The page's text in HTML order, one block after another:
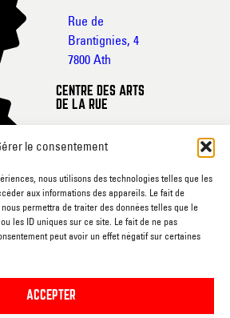
le consentement
nous utilisons des technologies telles que les
aux informations des appareils. Le fait de
permettra de traiter des données telles que le
les ID uniques sur ce site. Le fait de ne pas
peut avoir un effet négatif sur certaines
ACCEPTER
Rue de
Brantignies, 4
7800 Ath
CENTRE DES ARTS
DE LA RUE
22
7800 Ath
CINEMA L’ECRAN
Rue du
7800 Ath
RUEE VERS L’ART